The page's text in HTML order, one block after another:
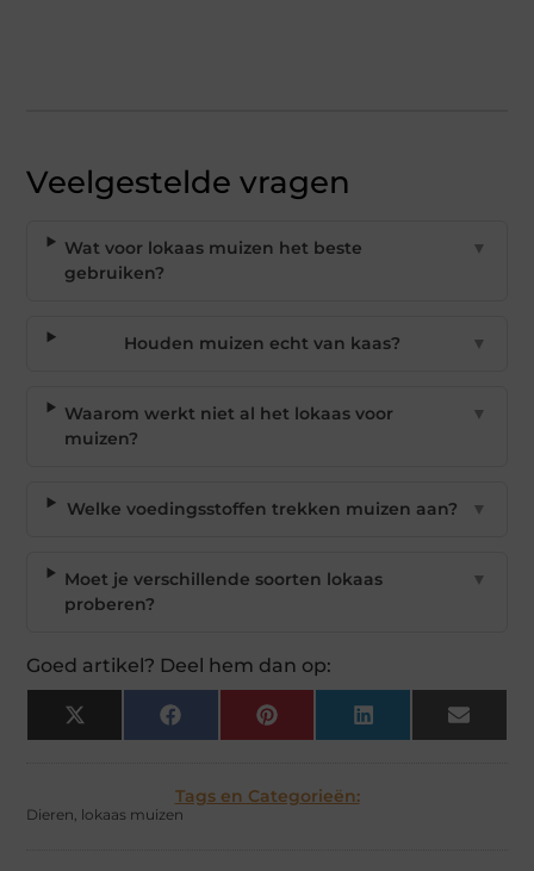
Veelgestelde vragen
Wat voor lokaas muizen het beste
gebruiken?
▼
Houden muizen echt van kaas? ▼
Waarom werkt niet al het lokaas voor
muizen?
▼
Welke voedingsstoffen trekken muizen aan? ▼
Moet je verschillende soorten lokaas
proberen?
▼
Goed artikel? Deel hem dan op:
X
(Twitter)
Facebook Pinterest LinkedIn Email
Tags en Categorieën:
Dieren, lokaas muizen